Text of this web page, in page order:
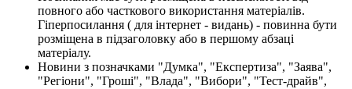
повного або часткового використання матеріалів.
Гіперпосилання ( для інтернет - видань) - повинна бути
розміщена в підзаголовку або в першому абзаці
матеріалу.
Новини з позначками "Думка", "Експертиза", "Заява",
"Регіони", "Гроші", "Влада", "Вибори", "Тест-драйв",